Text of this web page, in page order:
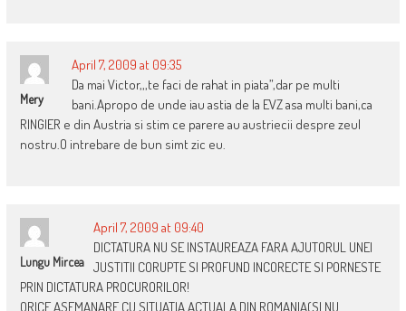
Mery
April 7, 2009 at 09:35
Da mai Victor,,,te faci de rahat in piata”,dar pe multi
bani.Apropo de unde iau astia de la EVZ asa multi bani,ca
RINGIER e din Austria si stim ce parere au austriecii despre zeul
nostru.O intrebare de bun simt zic eu.
Lungu Mircea
April 7, 2009 at 09:40
DICTATURA NU SE INSTAUREAZA FARA AJUTORUL UNEI
JUSTITII CORUPTE SI PROFUND INCORECTE SI PORNESTE
PRIN DICTATURA PROCURORILOR!
ORICE ASEMANARE CU SITUATIA ACTUALA DIN ROMANIA(SI NU